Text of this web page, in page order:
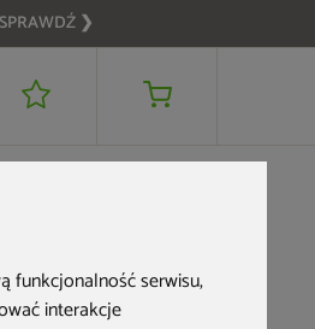
funkcjonalność serwisu,
interakcje
SPRAWDŹ ❯
DODAJ DO KOSZYKA